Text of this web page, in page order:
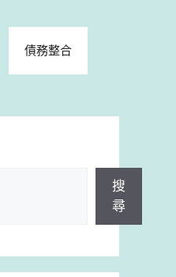
債務整合
搜
尋